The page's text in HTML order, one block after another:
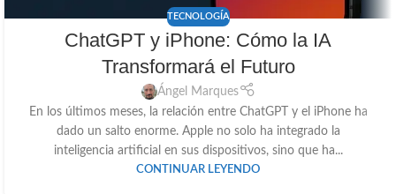
TECNOLOGÍA
ChatGPT y iPhone: Cómo la IA
Transformará el Futuro
Ángel Marques
En los últimos meses, la relación entre ChatGPT y el iPhone ha
dado un salto enorme. Apple no solo ha integrado la
inteligencia artificial en sus dispositivos, sino que ha...
CONTINUAR LEYENDO